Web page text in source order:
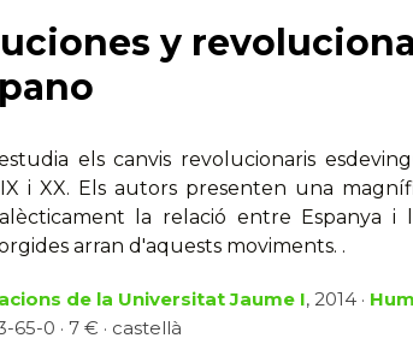
y
els canvis revolucionaris
i XX. Els autors presenten una
la relació entre Espanya i
arran d'aquests moviments. .
de la Universitat Jaume I, 2014 ·
65-0 · 7 € · castellà